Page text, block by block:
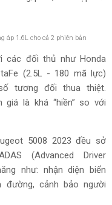
LÁI & AN TOÀN
năng vận hành, mẫu xe
sản sinh công suất tối
vòng/phút, kết hợp với